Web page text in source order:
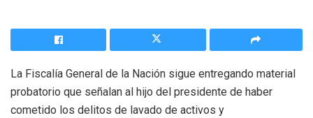
La Fiscalía General de la Nación sigue entregando material
probatorio que señalan al hijo del presidente de haber
cometido los delitos de lavado de activos y